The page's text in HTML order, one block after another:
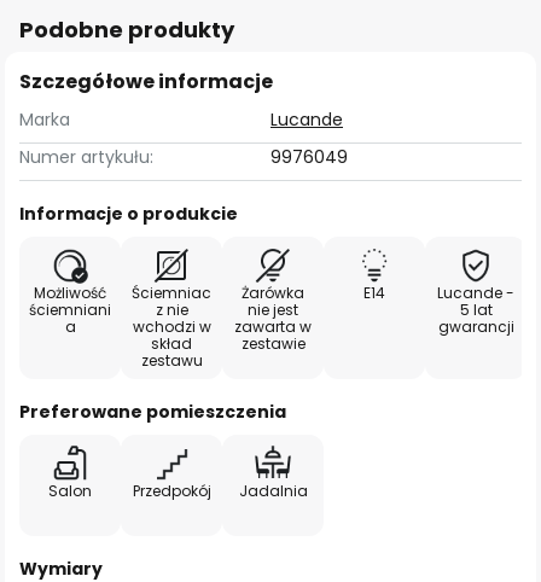
Podobne produkty
Szczegółowe informacje
Marka
Lucande
Numer artykułu:
9976049
Informacje o produkcie
Możliwość
ściemniani
a
Ściemniac
z nie
wchodzi w
skład
zestawu
Żarówka
nie jest
zawarta w
zestawie
E14
Lucande -
5 lat
gwarancji
Preferowane pomieszczenia
Salon Przedpokój Jadalnia
Wymiary